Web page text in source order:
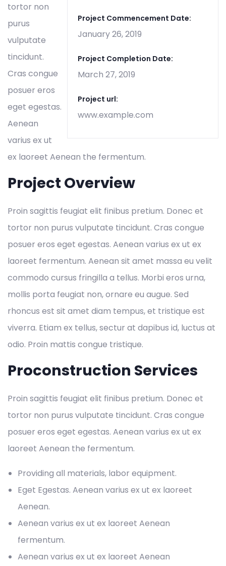
Project Commencement Date:
January 26, 2019
Project Completion Date:
March 27, 2019
Project url:
www.example.com
tortor non
purus
vulputate
tincidunt.
Cras congue
posuer eros
eget egestas.
Aenean
varius ex ut
ex laoreet Aenean the fermentum.
Project Overview
Proin sagittis feugiat elit finibus pretium. Donec et
tortor non purus vulputate tincidunt. Cras congue
posuer eros eget egestas. Aenean varius ex ut ex
laoreet fermentum. Aenean sit amet massa eu velit
commodo cursus fringilla a tellus. Morbi eros urna,
mollis porta feugiat non, ornare eu augue. Sed
rhoncus est sit amet diam tempus, et tristique est
viverra. Etiam ex tellus, sectur at dapibus id, luctus at
odio. Proin mattis congue tristique.
Proconstruction Services
Proin sagittis feugiat elit finibus pretium. Donec et
tortor non purus vulputate tincidunt. Cras congue
posuer eros eget egestas. Aenean varius ex ut ex
laoreet Aenean the fermentum.
Providing all materials, labor equipment.
Eget Egestas. Aenean varius ex ut ex laoreet
Aenean.
Aenean varius ex ut ex laoreet Aenean
fermentum.
Aenean varius ex ut ex laoreet Aenean